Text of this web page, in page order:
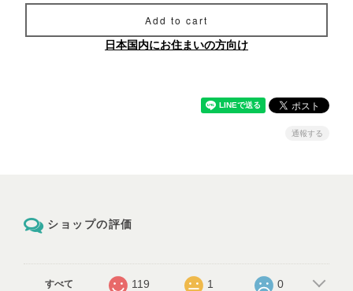
Add to cart
日本国内にお住まいの方向け
通報する
ショップの評価
すべて 119 1 0